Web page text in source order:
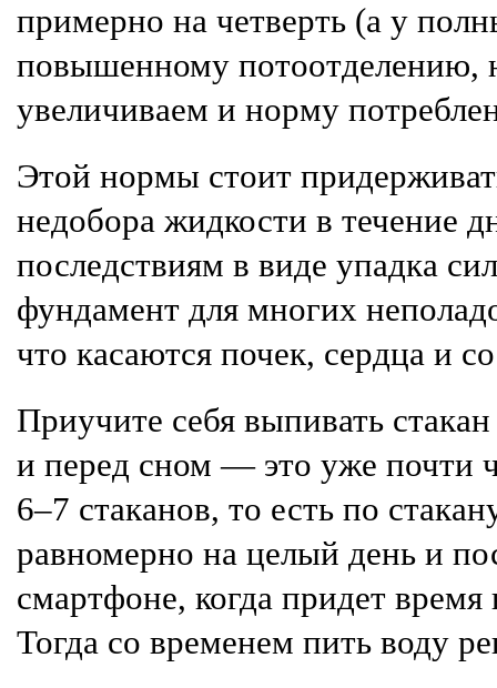
примерно на четверть (а у
повышенному потоотделению,
увеличиваем и норму
Этой нормы стоит
недобора жидкости в течение
последствиям в виде упадка
фундамент для многих
что касаются почек, сердца и
Приучите себя выпивать
и перед сном — это уже почти
6–7 стаканов, то есть по
равномерно на целый день и
смартфоне, когда придет
Тогда со временем пить воду